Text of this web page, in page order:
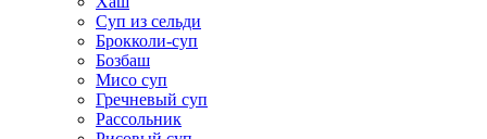
Суп из сельди
Брокколи-суп
Бозбаш
Мисо суп
Гречневый суп
Рассольник